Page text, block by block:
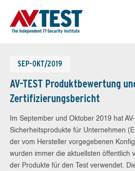
SEP-OKT/2019
AV-TEST Produktbewertung
Zertifizierungsbericht
Im September und Oktober 2019 hat
Sicherheitsprodukte für Unternehmen
der vom Hersteller vorgegebenen
wurden immer die aktuellsten öffentlich
der Produkte für den Test verwendet.